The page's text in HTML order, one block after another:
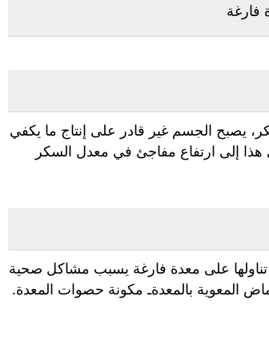
فارغة
يصبح الجسم غير قادر على إنتاج ما يكفي
إلى ارتفاع مفاجئ في معدل السكر
تناولها على معدة فارغة يسبب مشاكل صحية
المعوية بالمعدةـ مكونة حصوات المعدة.